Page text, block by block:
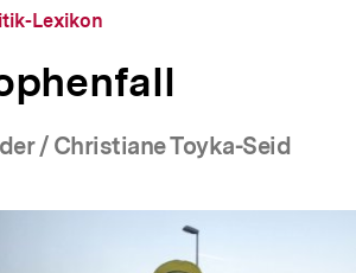
Lexikon
/ Christiane Toyka-Seid